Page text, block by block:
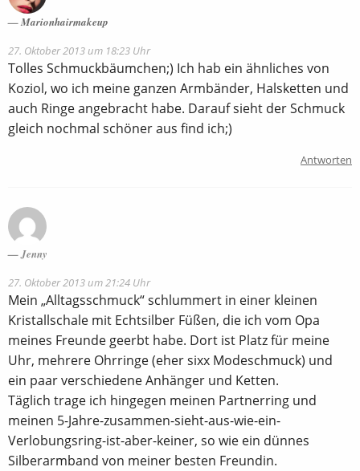
Marionhairmakeup
27. Oktober 2013 um 18:23 Uhr
Tolles Schmuckbäumchen;) Ich hab ein ähnliches von
Koziol, wo ich meine ganzen Armbänder, Halsketten und
auch Ringe angebracht habe. Darauf sieht der Schmuck
gleich nochmal schöner aus find ich;)
Antworten
Jenny
27. Oktober 2013 um 21:24 Uhr
Mein „Alltagsschmuck“ schlummert in einer kleinen
Kristallschale mit Echtsilber Füßen, die ich vom Opa
meines Freunde geerbt habe. Dort ist Platz für meine
Uhr, mehrere Ohrringe (eher sixx Modeschmuck) und
ein paar verschiedene Anhänger und Ketten.
Täglich trage ich hingegen meinen Partnerring und
meinen 5-Jahre-zusammen-sieht-aus-wie-ein-
Verlobungsring-ist-aber-keiner, so wie ein dünnes
Silberarmband von meiner besten Freundin.